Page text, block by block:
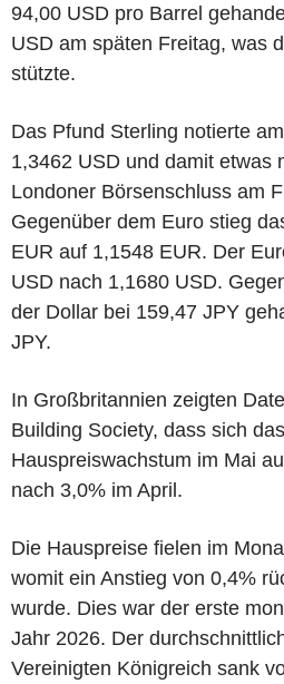
94,00 USD pro Barrel
USD am späten Freitag, was
stützte.
Das Pfund Sterling notierte
1,3462 USD und damit etwas
Londoner Börsenschluss am
Gegenüber dem Euro stieg
EUR auf 1,1548 EUR. Der
USD nach 1,1680 USD.
der Dollar bei 159,47 JPY
JPY.
In Großbritannien zeigten
Building Society, dass sich
Hauspreiswachstum im Mai
nach 3,0% im April.
Die Hauspreise fielen im
womit ein Anstieg von 0,4%
wurde. Dies war der erste
Jahr 2026. Der
Vereinigten Königreich sank